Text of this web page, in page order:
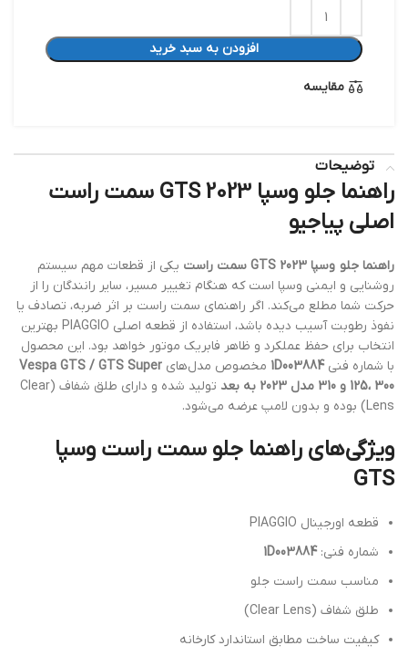
افزودن به سبد خرید
مقایسه
توضیحات
راهنما جلو وسپا GTS 2023 سمت راست
اصلی پیاجیو
راهنما جلو وسپا GTS 2023 سمت راست یکی از قطعات مهم سیستم
روشنایی و ایمنی وسپا است که هنگام تغییر مسیر، سایر رانندگان را از
حرکت شما مطلع می‌کند. اگر راهنمای سمت راست بر اثر ضربه، تصادف یا
نفوذ رطوبت آسیب دیده باشد، استفاده از قطعه اصلی PIAGGIO بهترین
انتخاب برای حفظ عملکرد و ظاهر فابریک موتور خواهد بود. این محصول
با شماره فنی1D003884 مخصوص مدل‌های Vespa GTS / GTS Super
125، 300 و 310 مدل 2023 به بعد
تولید شده و دارای طلق شفاف (Clear
Lens) بوده و بدون لامپ عرضه می‌شود.
ویژگی‌های راهنما جلو سمت راست وسپا
GTS
قطعه اورجینال PIAGGIO
شماره فنی:1D003884
مناسب سمت راست جلو
طلق شفاف (Clear Lens)
کیفیت ساخت مطابق استاندارد کارخانه